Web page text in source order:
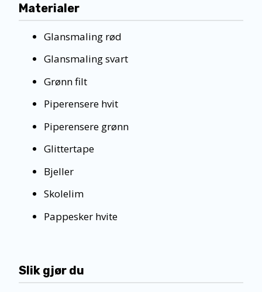
Materialer
Glansmaling rød
Glansmaling svart
Grønn filt
Piperensere hvit
Piperensere grønn
Glittertape
Bjeller
Skolelim
Pappesker hvite
Slik gjør du